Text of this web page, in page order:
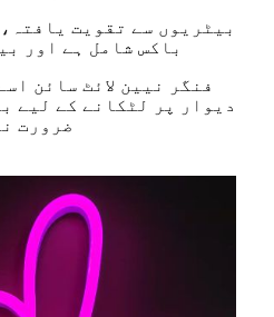
باکس شامل ہے اور
فنگر نیین لائٹ سائن
دیوار پر لٹکانے کے لیے
ضرورت